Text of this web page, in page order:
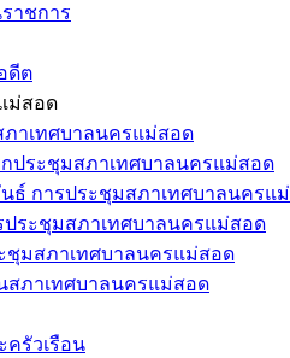
าชการ
ดีต
ม่สอด
ภาเทศบาลนครแม่สอด
กประชุมสภาเทศบาลนครแม่สอด
ธ์ การประชุมสภาเทศบาลนครแ
ประชุมสภาเทศบาลนครแม่สอด
ชุมสภาเทศบาลนครแม่สอด
สภาเทศบาลนครแม่สอด
ครัวเรือน